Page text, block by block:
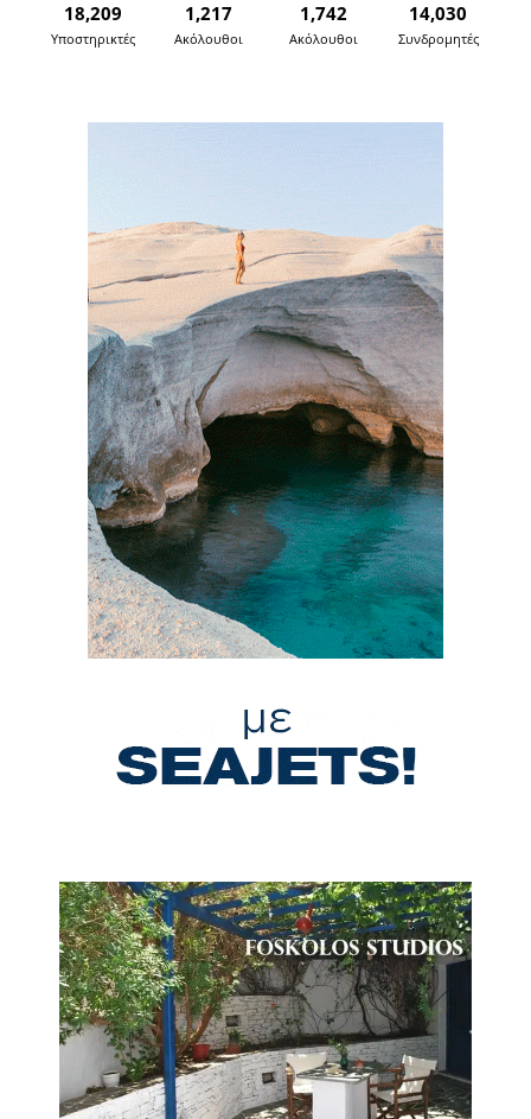
18,209
Υποστηρικτές
1,217
Ακόλουθοι
1,742
Ακόλουθοι
14,030
Συνδρομητές